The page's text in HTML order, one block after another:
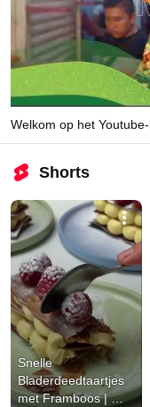
Welkom op het
Shorts
Snelle
Bladerdeedtaartjes
met Framboos |